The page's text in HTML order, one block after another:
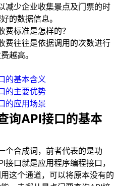
减少企业收集景点及门票的时
的数据信息。
标准是怎样的？
费往往是依据调用的次数进行
越高。
的基本含义
的主要优势
的应用场景
询API接口的基本
个合成词，前者代表的是功
口就是应用程序编程接口，
这个通道，可以将原本没有的